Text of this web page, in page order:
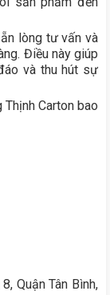
lòng tư vấn và
Điều này giúp
và thu hút sự
Carton bao
Quận Tân Bình,